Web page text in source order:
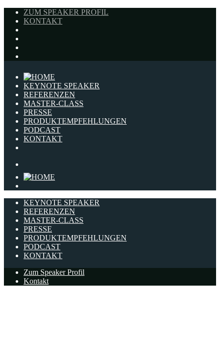
ZUM SPEAKER PROFIL
KONTAKT
KEYNOTE SPEAKER
REFERENZEN
MASTER-CLASS
PRESSE
PRODUKTEMPFEHLUNGEN
PODCAST
KONTAKT
KEYNOTE SPEAKER
REFERENZEN
MASTER-CLASS
PRESSE
PRODUKTEMPFEHLUNGEN
PODCAST
KONTAKT
Zum Speaker Profil
Kontakt